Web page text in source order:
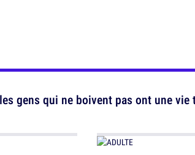
gens qui ne boivent pas ont une